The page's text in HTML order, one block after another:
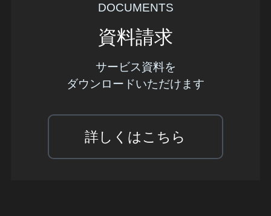
DOCUMENTS
資料請求
サービス資料を
ダウンロードいただけます
詳しくはこちら